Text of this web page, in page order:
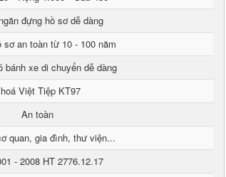
đựng hồ sơ dễ dàng
sơ an toàn từ 10 - 100 năm
bánh xe di chuyển dễ dàng
Việt Tiệp KT97
An toàn
quan, gia đình, thư viện...
- 2008 HT 2776.12.17